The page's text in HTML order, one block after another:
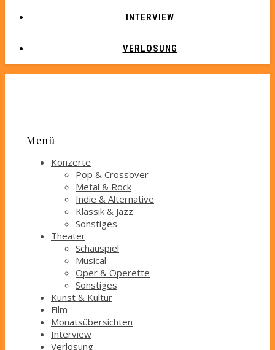
INTERVIEW
VERLOSUNG
Menü
Konzerte
Pop & Crossover
Metal & Rock
Indie & Alternative
Klassik & Jazz
Sonstiges
Theater
Schauspiel
Musical
Oper & Operette
Sonstiges
Kunst & Kultur
Film
Monatsübersichten
Interview
Verlosung